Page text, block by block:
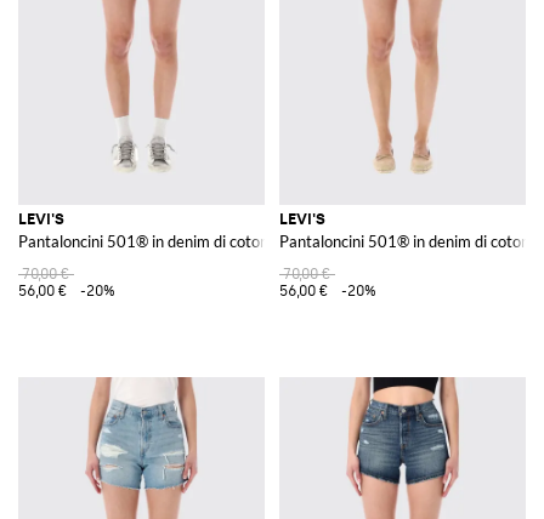
LEVI'S
Pantaloncini 501® in denim di cotone
70,00 €
56,00 €
-20%
LEVI'S
Pantaloncini 501® in denim di cotone
70,00 €
56,00 €
-20%